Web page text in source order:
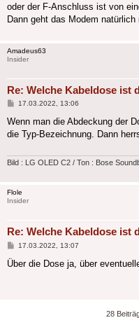
oder der F-Anschluss ist von
Dann geht das Modem natürlich
Amadeus63
Insider
Re: Welche Kabeldose ist
Beitrag
17.03.2022, 13:06
Wenn man die Abdeckung der
die Typ-Bezeichnung. Dann
Bild : LG OLED C2 / Ton : Bose
Flole
Insider
Re: Welche Kabeldose ist
Beitrag
17.03.2022, 13:07
Über die Dose ja, über
28